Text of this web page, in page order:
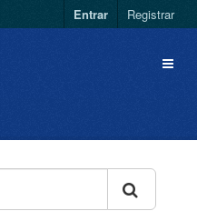
Entrar Registrar